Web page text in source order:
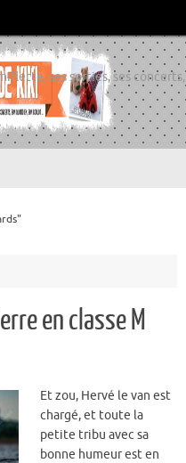
ses sorties, ses concerts,
en classe M
Et zou, Hervé le van est
chargé, et toute la
petite tribu avec sa
bonne humeur est en